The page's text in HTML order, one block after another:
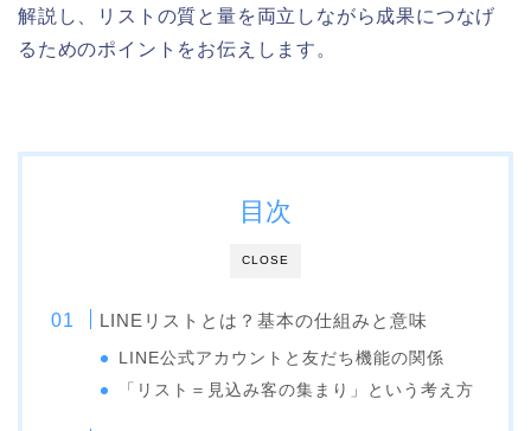
解説し、リストの質と量を両立しながら成果につなげ
るためのポイントをお伝えします。
CLOSE
目次
LINEリストとは？基本の仕組みと意味
LINE公式アカウントと友だち機能の関係
「リスト＝見込み客の集まり」という考え方